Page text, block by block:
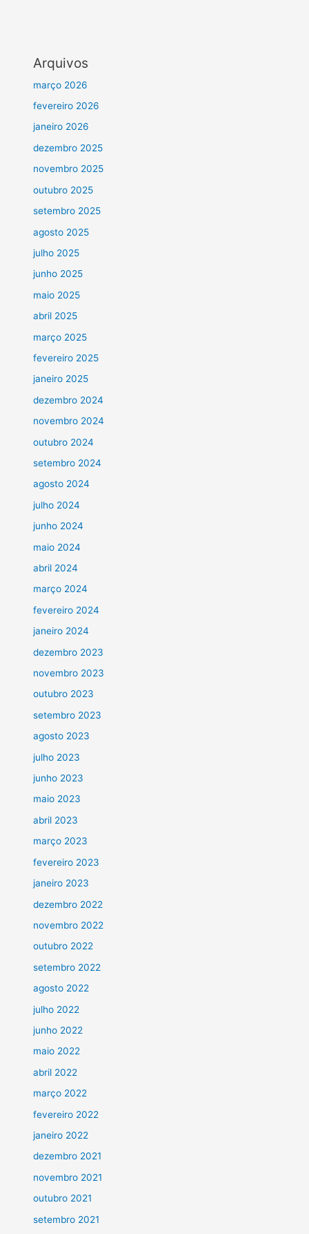
Arquivos
março 2026
fevereiro 2026
janeiro 2026
dezembro 2025
novembro 2025
outubro 2025
setembro 2025
agosto 2025
julho 2025
junho 2025
maio 2025
abril 2025
março 2025
fevereiro 2025
janeiro 2025
dezembro 2024
novembro 2024
outubro 2024
setembro 2024
agosto 2024
julho 2024
junho 2024
maio 2024
abril 2024
março 2024
fevereiro 2024
janeiro 2024
dezembro 2023
novembro 2023
outubro 2023
setembro 2023
agosto 2023
julho 2023
junho 2023
maio 2023
abril 2023
março 2023
fevereiro 2023
janeiro 2023
dezembro 2022
novembro 2022
outubro 2022
setembro 2022
agosto 2022
julho 2022
junho 2022
maio 2022
abril 2022
março 2022
fevereiro 2022
janeiro 2022
dezembro 2021
novembro 2021
outubro 2021
setembro 2021